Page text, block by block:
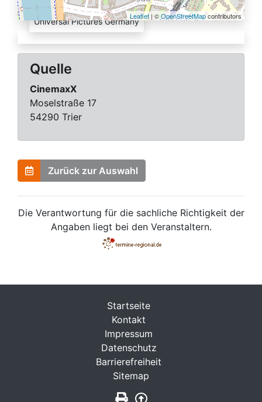
Leaflet | ©OpenStreetMapcontributors
Quelle:
Universal Pictures Germany
Quelle
CinemaxX
Moselstraße 17
54290 Trier
Zurück zur Auswahl
Die Verantwortung für die sachliche Richtigkeit der
Angaben liegt bei den Veranstaltern.
Startseite
Kontakt
Impressum
Datenschutz
Barrierefreiheit
Sitemap
Seite drucken
Zurück nach oben